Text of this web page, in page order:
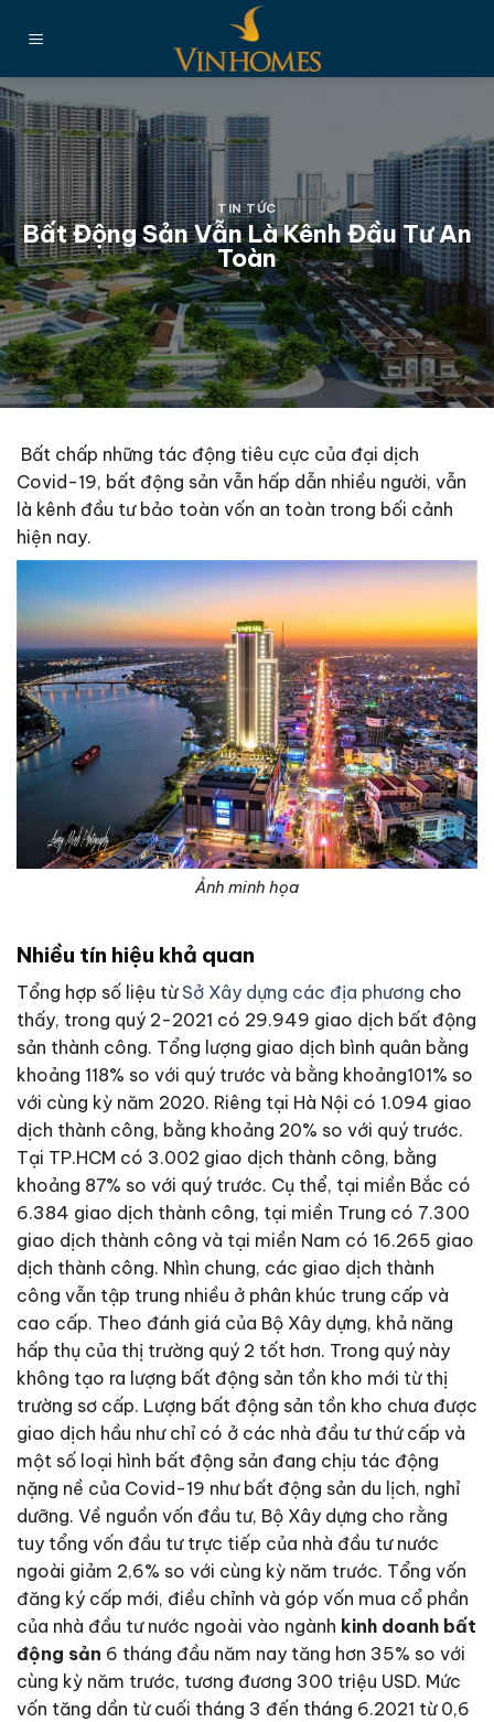
đến
dung
TIN TỨC
Bất Động Sản Vẫn Là Kênh Đầu Tư An
Toàn
Bất chấp những tác động tiêu cực của đại dịch
Covid-19, bất động sản vẫn hấp dẫn nhiều người, vẫn
là kênh đầu tư bảo toàn vốn an toàn trong bối cảnh
hiện nay.
Ảnh minh họa
Nhiều tín hiệu khả quan
Tổng hợp số liệu từSở Xây dựng các địa phương cho
thấy, trong quý 2-2021 có 29.949 giao dịch bất động
sản thành công. Tổng lượng giao dịch bình quân bằng
khoảng 118% so với quý trước và bằng khoảng101% so
với cùng kỳ năm 2020. Riêng tại Hà Nội có 1.094 giao
dịch thành công, bằng khoảng 20% so với quý trước.
Tại TP.HCM có 3.002 giao dịch thành công, bằng
khoảng 87% so với quý trước. Cụ thể, tại miền Bắc có
6.384 giao dịch thành công, tại miền Trung có 7.300
giao dịch thành công và tại miền Nam có 16.265 giao
dịch thành công. Nhìn chung, các giao dịch thành
công vẫn tập trung nhiều ở phân khúc trung cấp và
cao cấp. Theo đánh giá của Bộ Xây dựng, khả năng
hấp thụ của thị trường quý 2 tốt hơn. Trong quý này
không tạo ra lượng bất động sản tồn kho mới từ thị
trường sơ cấp. Lượng bất động sản tồn kho chưa được
giao dịch hầu như chỉ có ở các nhà đầu tư thứ cấp và
một số loại hình bất động sản đang chịu tác động
nặng nề của Covid-19 như bất động sản du lịch, nghỉ
dưỡng. Về nguồn vốn đầu tư, Bộ Xây dựng cho rằng
tuy tổng vốn đầu tư trực tiếp của nhà đầu tư nước
ngoài giảm 2,6% so với cùng kỳ năm trước. Tổng vốn
đăng ký cấp mới, điều chỉnh và góp vốn mua cổ phần
của nhà đầu tư nước ngoài vào ngành kinh doanh bất
động sản 6 tháng đầu năm nay tăng hơn 35% so với
cùng kỳ năm trước, tương đương 300 triệu USD. Mức
vốn tăng dần từ cuối tháng 3 đến tháng 6.2021 từ 0,6